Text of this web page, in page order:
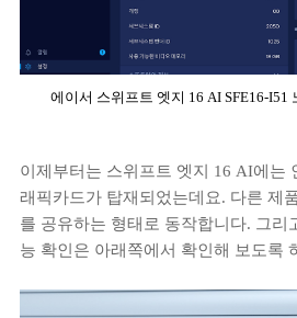
에이서 스위프트 엣지 16 AI SFE16-I51
이제부터는 스위프트 엣지 16 AI에는
래픽카드가 탑재되었는데요. 다른 제
를 공유하는 형태로 동작합니다. 그리
능 확인은 아래쪽에서 확인해 보도록